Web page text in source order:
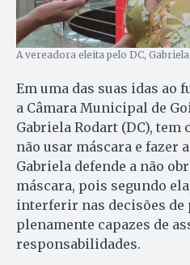
A vereadora eleita pelo DC,
Em uma das suas idas ao
a Câmara Municipal de
Gabriela Rodart (DC), tem
não usar máscara e fazer
Gabriela defende a não
máscara, pois segundo
interferir nas decisões de
plenamente capazes de
responsabilidades.